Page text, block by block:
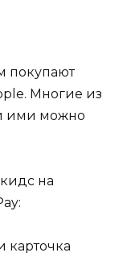
покупают
Многие из
ими можно
на
карточка